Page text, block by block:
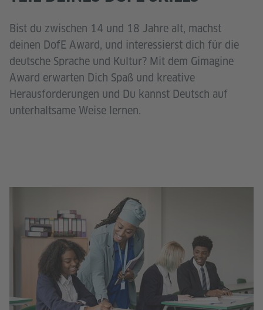
Bist du zwischen 14 und 18 Jahre alt, machst
deinen DofE Award, und interessierst dich für die
deutsche Sprache und Kultur? Mit dem Gimagine
Award erwarten Dich Spaß und kreative
Herausforderungen und Du kannst Deutsch auf
unterhaltsame Weise lernen.